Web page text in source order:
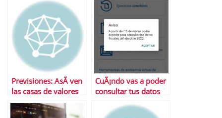
Previsiones: AsÃ­ ven
las casas de valores
2011 (II)
CuÃ¡ndo vas a poder
consultar tus datos
2022